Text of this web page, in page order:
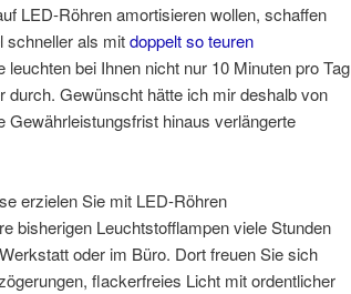
LED-Röhren amortisieren wollen, schaffen
schneller als mitdoppelt so teuren
bei Ihnen nicht nur 10 Minuten pro Tag
durch. Gewünscht hätte ich mir deshalb von
Gewährleistungsfrist hinaus verlängerte
erzielen Sie mit LED-Röhren
bisherigen Leuchtstofflampen viele Stunden
oder im Büro. Dort freuen Sie sich
flackerfreies Licht mit ordentlicher